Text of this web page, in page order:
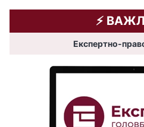
⚡️
Експертно-